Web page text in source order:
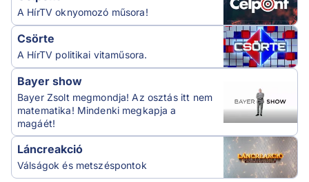
A HírTV oknyomozó műsora!
Csörte
A HírTV politikai vitaműsora.
Bayer show
Bayer Zsolt megmondja! Az osztás itt nem
matematika! Mindenki megkapja a
magáét!
Láncreakció
Válságok és metszéspontok